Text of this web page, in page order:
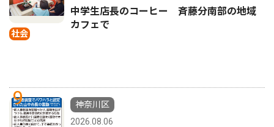
社会
中学生店長のコーヒー 斉藤分南部の地域
カフェで
9
神奈川区
2026.08.06